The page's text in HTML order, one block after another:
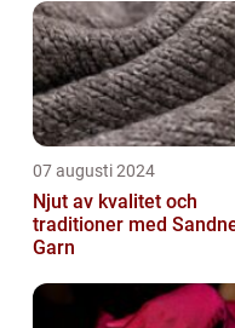
07 augusti 2024
Njut av kvalitet och
traditioner med
Garn